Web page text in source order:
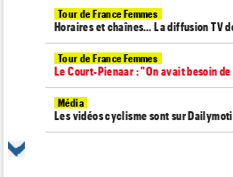
Tour de France Femmes
Horaires et chaînes… La diffusion TV
Tour de France Femmes
Le Court-Pienaar : "On avait besoin
Média
Les vidéos cyclisme sont sur